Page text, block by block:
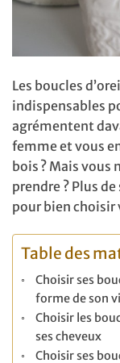
Les boucles
indispensables
agrémentent
femme et vous
bois ? Mais vous
prendre ? Plus
pour bien choisir
Table des
Choisir ses
forme de son
Choisir les
ses cheveux
Choisir ses